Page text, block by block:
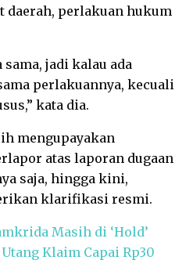
daerah, perlakuan hukum
jadi kalau ada
perlakuannya, kecuali
kata dia.
mengupayakan
atas laporan dugaan
saja, hingga kini,
klarifikasi resmi.
Masih di ‘Hold’
Klaim Capai Rp30